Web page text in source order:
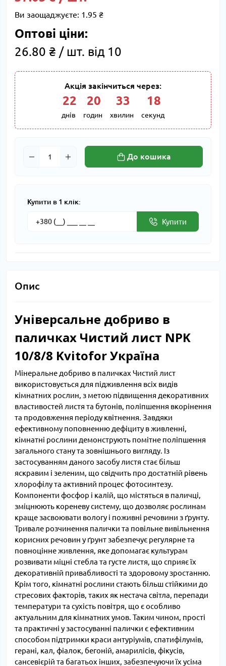
Ви заощаджуєте: 1.95 ₴
Оптові ціни:
26.80 ₴ / шт. від 10
Акція закінчиться через:
22
днів
20
годин
33
хвилин
17
секунд
До кошика
Купити в 1 клік:
Купити
Опис
Універсальне добриво в
паличках Чистий лист NPK
10/8/8 Kvitofor Україна
Мінеральне добриво в паличках Чистий лист
використовується для підживлення всіх видів
кімнатних рослин, з метою підвищення декоративних
властивостей листя та бутонів, поліпшення вкорінення
та продовження періоду квітнення. Завдяки
ефективному поповненню дефіциту в живленні,
кімнатні рослини демонструють помітне поліпшення
загального стану та зовнішнього вигляду. Із
застосуванням даного засобу листя стає більш
яскравим і зеленим, що свідчить про достатній рівень
хлорофілу та активний процес фотосинтезу.
Компоненти фосфор і калій, що містяться в паличці,
зміцнюють кореневу систему, що дозволяє рослинам
краще засвоювати вологу і поживні речовини з ґрунту.
Тривале розчинення палички та повільне вивільнення
корисних речовин у ґрунт забезпечує регулярне та
повноцінне живлення, яке допомагає культурам
розвивати міцні стебла та густе листя, що сприяє їх
декоративній привабливості та здоровому зростанню.
Крім того, кімнатні рослини стають більш стійкими до
стресових факторів, таких як нестача світла, перепади
температури та сухість повітря, що є особливо
актуальним для кімнатних умов. Таким чином, прості
та практичні у застосуванні палички є ефективним
способом підтримки краси антуріумів, спатифілумів,
герані, кал, фіалок, бегоній, амарилісів, фікусів,
сансевієрій та багатьох інших, забезпечуючи їх усіма